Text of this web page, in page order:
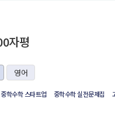
자평
영어
중학수학 스타트업 중학수학 실전문제집